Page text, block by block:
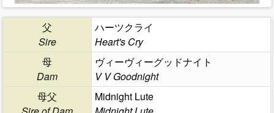
父
Sire
ハーツクライ
Heart's Cry
母
Dam
ヴィーヴィーグッドナイト
V V Goodnight
母父
Midnight Lute